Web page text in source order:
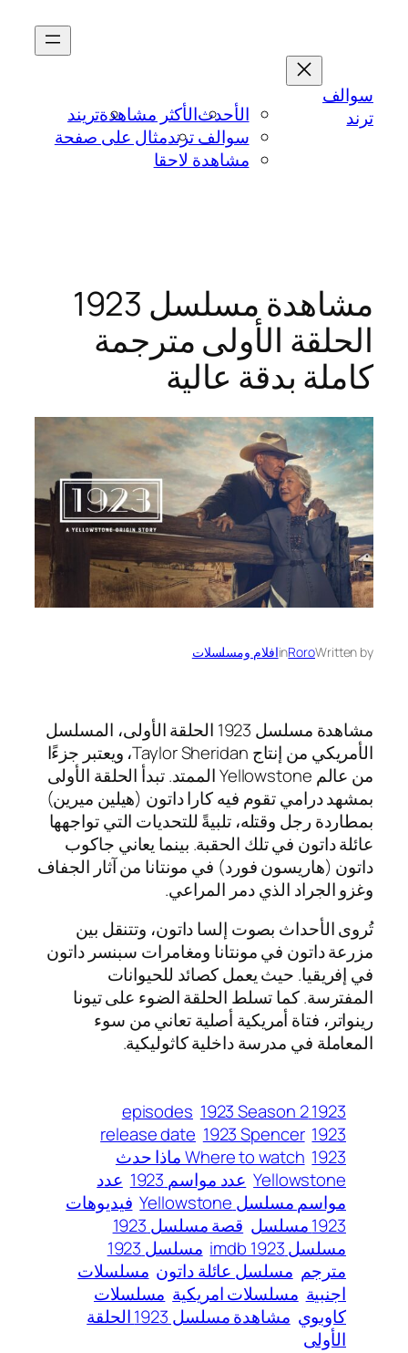
سوالف
ترند
الأحدثالأكثر مشاهدةتريند
سوالف ترندمثال على صفحة
مشاهدة لاحقا
مشاهدة مسلسل 1923
الحلقة الأولى مترجمة
كاملة بدقة عالية
Written by
Roro
inافلام ومسلسلات
مشاهدة مسلسل 1923 الحلقة الأولى، المسلسل
الأمريكي من إنتاج Taylor Sheridan، ويعتبر جزءًا
من عالم Yellowstone الممتد. تبدأ الحلقة الأولى
بمشهد درامي تقوم فيه كارا داتون (هيلين ميرين)
بمطاردة رجل وقتله، تلبيةً للتحديات التي تواجهها
عائلة داتون في تلك الحقبة. بينما يعاني جاكوب
داتون (هاريسون فورد) في مونتانا من آثار الجفاف
وغزو الجراد الذي دمر المراعي.
تُروى الأحداث بصوت إلسا داتون، وتتنقل بين
مزرعة داتون في مونتانا ومغامرات سبنسر داتون
في إفريقيا. حيث يعمل كصائد للحيوانات
المفترسة. كما تسلط الحلقة الضوء على تيونا
رينواتر، فتاة أمريكية أصلية تعاني من سوء
المعاملة في مدرسة داخلية كاثوليكية.
1923 episodes
1923 Season 2
release date 1923 Spencer 1923
Where to watch 1923 ماذا حدث
Yellowstone عدد مواسم 1923
عدد
مواسم مسلسل Yellowstone
فيديوهات
1923 مسلسل
قصة مسلسل 1923
مسلسل 1923 imdb
مسلسل 1923
مترجم مسلسل عائلة داتون مسلسلات
اجنبية مسلسلات امريكية مسلسلات
كاوبوي
مشاهدة مسلسل 1923 الحلقة
الأولى